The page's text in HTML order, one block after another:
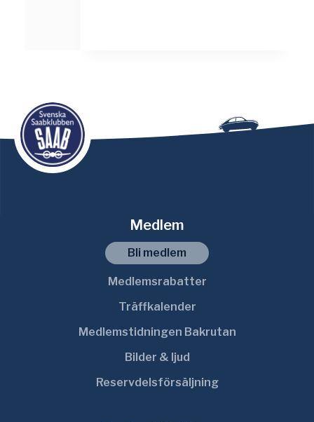
Medlem
Bli medlem
Medlemsrabatter
Träffkalender
Medlemstidningen Bakrutan
Bilder & ljud
Reservdelsförsäljning